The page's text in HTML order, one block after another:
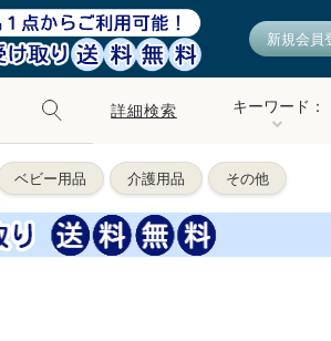
新規会員
詳細検索 キーワード：
ベビー用品 介護用品 その他